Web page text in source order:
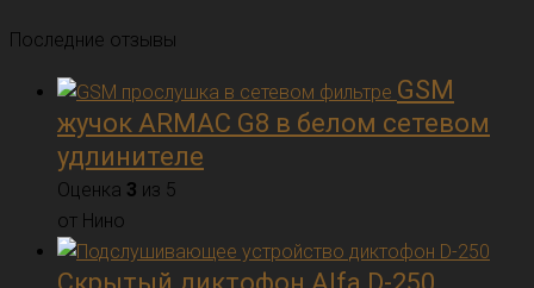
Последние отзывы
GSM
жучок ARMAC G8 в белом сетевом
удлинителе
Оценка 3 из 5
от Нино